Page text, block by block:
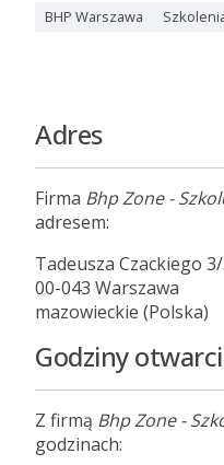
BHP Warszawa
Adres
Firma Bhp Zone -
adresem:
Tadeusza Czackiego
00-043 Warszawa
mazowieckie (Polska)
Godziny
Z firmą Bhp Zone -
godzinach: